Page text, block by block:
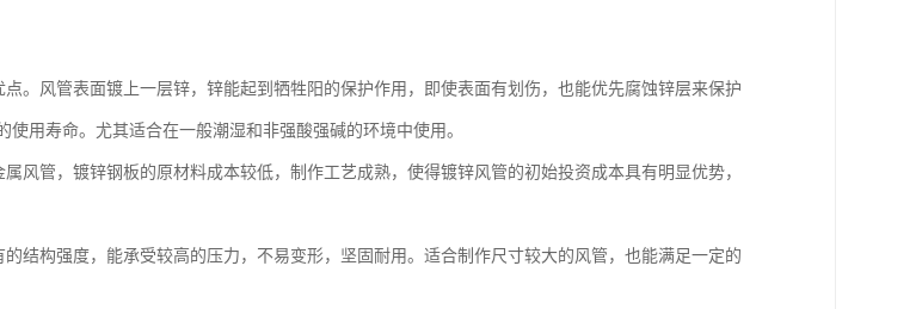
。风管表面镀上一层锌，锌能起到牺牲阳的保护作用，即使表面有划伤，也能优先腐蚀锌层来保护
使用寿命。尤其适合在一般潮湿和非强酸强碱的环境中使用。
风管，镀锌钢板的原材料成本较低，制作工艺成熟，使得镀锌风管的初始投资成本具有明显优势，
结构强度，能承受较高的压力，不易变形，坚固耐用。适合制作尺寸较大的风管，也能满足一定的